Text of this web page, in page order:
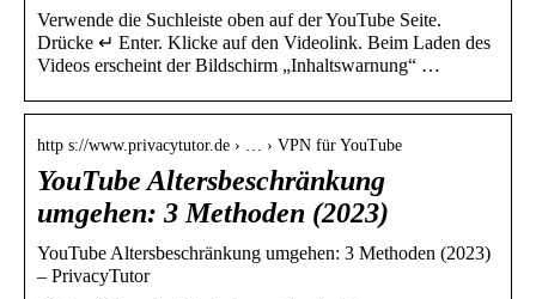
Verwende die Suchleiste oben auf der YouTube Seite.
Drücke ↵ Enter. Klicke auf den Videolink. Beim Laden des
Videos erscheint der Bildschirm „Inhaltswarnung“ …
http s://www.privacytutor.de › … › VPN für YouTube
YouTube Altersbeschränkung
umgehen: 3 Methoden (2023)
YouTube Altersbeschränkung umgehen: 3 Methoden (2023)
– PrivacyTutor